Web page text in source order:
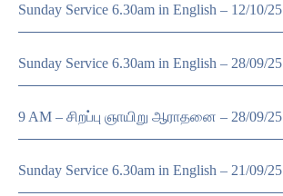
Sunday Service 6.30am in English – 12/10/25
Sunday Service 6.30am in English – 28/09/25
9 AM – சிறப்பு ஞாயிறு ஆராதனை – 28/09/25
Sunday Service 6.30am in English – 21/09/25